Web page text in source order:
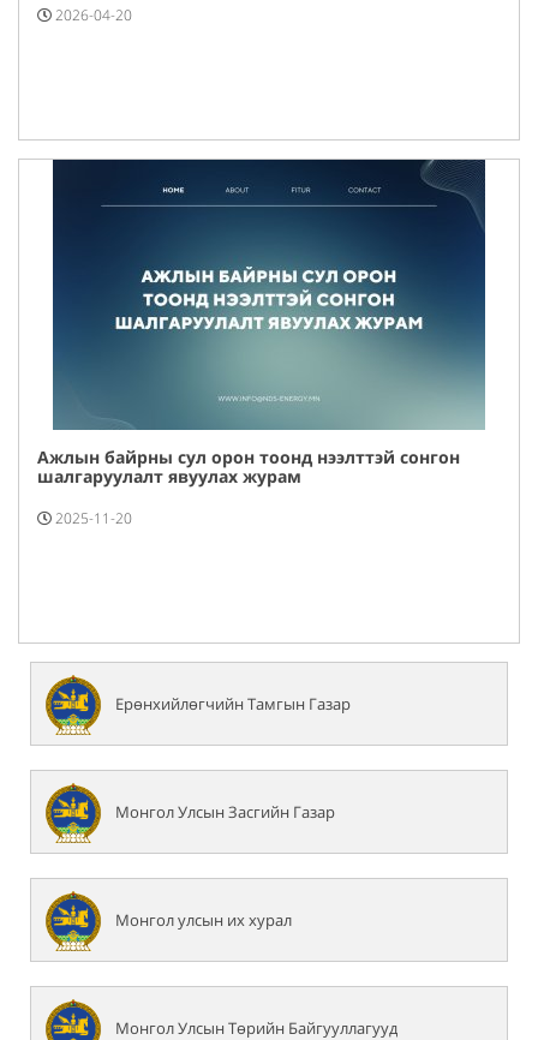
2026-04-20
Ажлын байрны сул орон тоонд нээлттэй сонгон
шалгаруулалт явуулах журам
2025-11-20
Ерөнхийлөгчийн Тамгын Газар
Монгол Улсын Засгийн Газар
Монгол улсын их хурал
Монгол Улсын Төрийн Байгууллагууд